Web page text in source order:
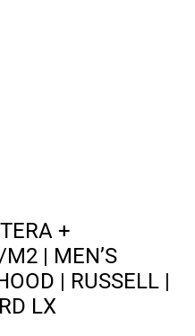
+
| MEN’S
| RUSSELL |
LX